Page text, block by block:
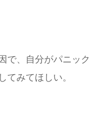
で、自分がパニック
てみてほしい。